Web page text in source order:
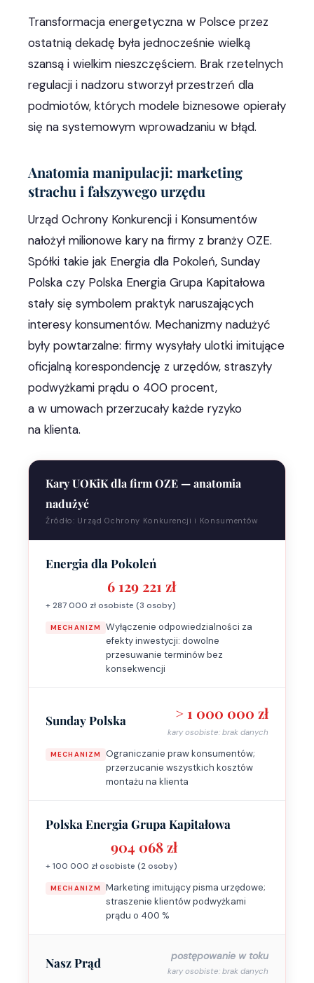
Transformacja energetyczna w Polsce przez
ostatnią dekadę była jednocześnie wielką
szansą i wielkim nieszczęściem. Brak rzetelnych
regulacji i nadzoru stworzył przestrzeń dla
podmiotów, których modele biznesowe opierały
się na systemowym wprowadzaniu w błąd.
Anatomia manipulacji: marketing
strachu i fałszywego urzędu
Urząd Ochrony Konkurencji i Konsumentów
nałożył milionowe kary na firmy z branży OZE.
Spółki takie jak Energia dla Pokoleń, Sunday
Polska czy Polska Energia Grupa Kapitałowa
stały się symbolem praktyk naruszających
interesy konsumentów. Mechanizmy nadużyć
były powtarzalne: firmy wysyłały ulotki imitujące
oficjalną korespondencję z urzędów, straszyły
podwyżkami prądu o 400 procent,
a w umowach przerzucały każde ryzyko
na klienta.
Kary UOKiK dla firm OZE — anatomia
nadużyć
Źródło: Urząd Ochrony Konkurencji i Konsumentów
Energia dla Pokoleń
6 129 221 zł
+ 287 000 zł osobiste (3 osoby)
MECHANIZM
Wyłączenie odpowiedzialności za
efekty inwestycji: dowolne
przesuwanie terminów bez
konsekwencji
Sunday Polska > 1 000 000 zł
kary osobiste: brak danych
MECHANIZM
Ograniczanie praw konsumentów;
przerzucanie wszystkich kosztów
montażu na klienta
Polska Energia Grupa Kapitałowa
904 068 zł
+ 100 000 zł osobiste (2 osoby)
MECHANIZM
Marketing imitujący pisma urzędowe;
straszenie klientów podwyżkami
prądu o 400 %
Nasz Prąd postępowanie w toku
kary osobiste: brak danych